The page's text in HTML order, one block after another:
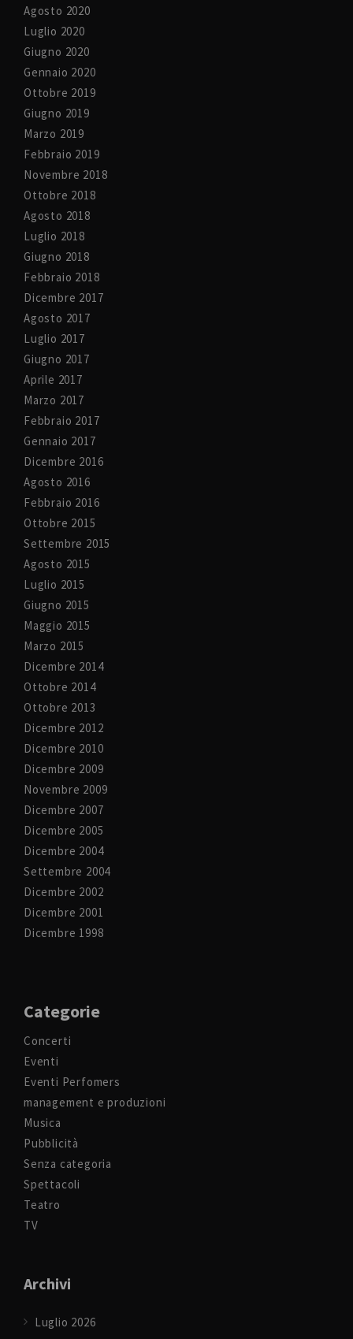
Agosto 2020
Luglio 2020
Giugno 2020
Gennaio 2020
Ottobre 2019
Giugno 2019
Marzo 2019
Febbraio 2019
Novembre 2018
Ottobre 2018
Agosto 2018
Luglio 2018
Giugno 2018
Febbraio 2018
Dicembre 2017
Agosto 2017
Luglio 2017
Giugno 2017
Aprile 2017
Marzo 2017
Febbraio 2017
Gennaio 2017
Dicembre 2016
Agosto 2016
Febbraio 2016
Ottobre 2015
Settembre 2015
Agosto 2015
Luglio 2015
Giugno 2015
Maggio 2015
Marzo 2015
Dicembre 2014
Ottobre 2014
Ottobre 2013
Dicembre 2012
Dicembre 2010
Dicembre 2009
Novembre 2009
Dicembre 2007
Dicembre 2005
Dicembre 2004
Settembre 2004
Dicembre 2002
Dicembre 2001
Dicembre 1998
Categorie
Concerti
Eventi
Eventi Perfomers
management e produzioni
Musica
Pubblicità
Senza categoria
Spettacoli
Teatro
TV
Archivi
Luglio 2026